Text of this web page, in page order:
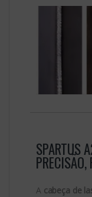
SPARTUS
A cabeça de